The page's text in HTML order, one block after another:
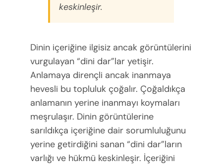
keskinleşir.
Dinin içeriğine ilgisiz ancak görüntülerini
vurgulayan “dini dar”lar yetişir.
Anlamaya dirençli ancak inanmaya
hevesli bu topluluk çoğalır. Çoğaldıkça
anlamanın yerine inanmayı koymaları
meşrulaşır. Dinin görüntülerine
sarıldıkça içeriğine dair sorumluluğunu
yerine getirdiğini sanan “dini dar”ların
varlığı ve hükmü keskinleşir. İçeriğini